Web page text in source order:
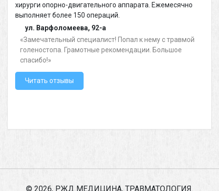
хирурги опорно-двигательного аппарата. Ежемесячно
выполняет более 150 операций.
ул. Варфоломеева, 92-а
Замечательный специалист! Попал к нему с травмой
голеностопа. Грамотные рекомендации. Большое
спасибо!
Читать отзывы
© 2026, РЖД МЕДИЦИНА, ТРАВМАТОЛОГИЯ.